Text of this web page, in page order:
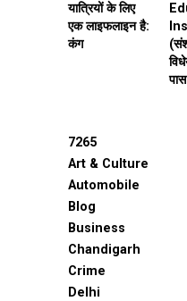
यात्रियों के लिए
एक लाइफलाइन है:
कंग
पास
7265
Art & Culture
Automobile
Blog
Business
Chandigarh
Crime
Delhi